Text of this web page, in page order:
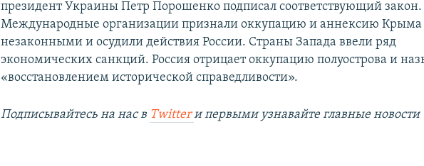
президент Украины Петр Порошенко подписал соответствующий закон.
Международные организации признали оккупацию и аннексию Крыма
незаконными и осудили действия России. Страны Запада ввели ряд
экономических санкций. Россия отрицает оккупацию полуострова и
«восстановлением исторической справедливости».
Подписывайтесь на наc в Twitterи первыми узнавайте главные новости